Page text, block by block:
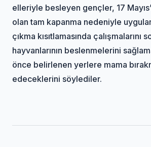
elleriyle besleyen gençler, 17
olan tam kapanma nedeniyle
çıkma kısıtlamasında çalışmalarını
hayvanlarının beslenmelerini
önce belirlenen yerlere mama
edeceklerini söylediler.